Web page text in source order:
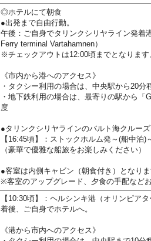
◎ホテルにて朝食
●出発まで自由行動。
午後：ご自身でタリンクシリヤライン発着
Ferry terminal Vartahamnen）
※チェックアウトは12:00頃までとなります
《市内から港へのアクセス》
・タクシー利用の場合は、中央駅から20分
・地下鉄利用の場合は、最寄りの駅から
度
●タリンクシリヤラインのバルト海クルーズ
【16:45頃】：ストックホルム発～(船中泊)
（豪華で優雅な船旅をお楽しみください）
●客室は内側キャビン（朝食付き）となりま
※客室のアップグレード、夕食の手配など
【10:30頃】：ヘルシンキ港（オリンピア
着後、ご自身でホテルへ。
《港から市内へのアクセス》